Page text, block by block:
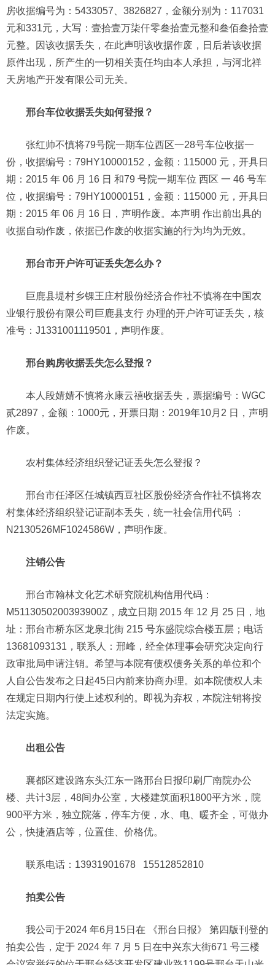
房收据编号为：5433057、3826827，金额分别为：117031
元和331元，大写：壹拾壹万柒仟零叁拾壹元整和叁佰叁拾壹
元整。因该收据丢失，在此声明该收据作废，日后若该收据
原件出现，所产生的一切相关责任均由本人承担，与河北祥
天房地产开发有限公司无关。
邢台车位收据丢失如何登报？
张红帅不慎将79号院一期车位西区一28号车位收据一
份，收据编号：79HY10000152，金额：115000 元，开具日
期：2015 年 06 月 16 日 和79 号院一期车位 西区 一 46 号车
位，收据编号：79HY10000151，金额：115000 元，开具日
期：2015 年 06 月 16 日，声明作废。本声明 作出前出具的
收据自动作废，依据已作废的收据实施的行为均为无效。
邢台市开户许可证丢失怎么办？
巨鹿县堤村乡锞王庄村股份经济合作社不慎将在中国农
业银行股份有限公司巨鹿县支行 办理的开户许可证丢失，核
准号：J1331001119501，声明作废。
邢台购房收据丢失怎么登报？
本人段婧婧不慎将永康云禧收据丢失，票据编号：WGC
贰2897，金额：1000元，开票日期：2019年10月2 日，声明
作废。
农村集体经济组织登记证丢失怎么登报？
邢台市任泽区任城镇西豆社区股份经济合作社不慎将农
村集体经济组织登记证副本丢失，统一社会信用代码 ：
N2130526MF1024586W，声明作废。
注销公告
邢台市翰林文化艺术研究院机构信用代码：
M5113050200393900Z，成立日期 2015 年 12 月 25 日，地
址：邢台市桥东区龙泉北街 215 号东盛院综合楼五层；电话
13681093131，联系人：邢峰，经全体理事会研究决定向行
政审批局申请注销。希望与本院有债权债务关系的单位和个
人自公告发布之日起45日内前来协商办理。如本院债权人未
在规定日期内行使上述权利的。即视为弃权，本院注销将按
法定实施。
出租公告
襄都区建设路东头江东一路邢台日报印刷厂南院办公
楼、共计3层，48间办公室，大楼建筑面积1800平方米，院
900平方米，独立院落，停车方便，水、电、暖齐全，可做办
公，快捷酒店等，位置佳、价格优。
联系电话：13931901678 15512852810
拍卖公告
我公司于2024 年6月15日在 《邢台日报》 第四版刊登的
拍卖公告，定于 2024 年 7 月 5 日在中兴东大街671 号三楼